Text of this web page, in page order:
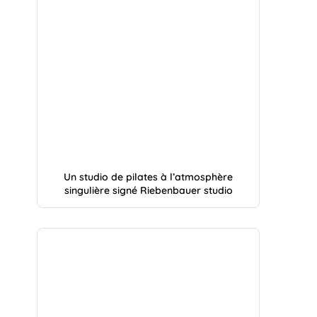
Un studio de pilates à l’atmosphère
singulière signé Riebenbauer studio